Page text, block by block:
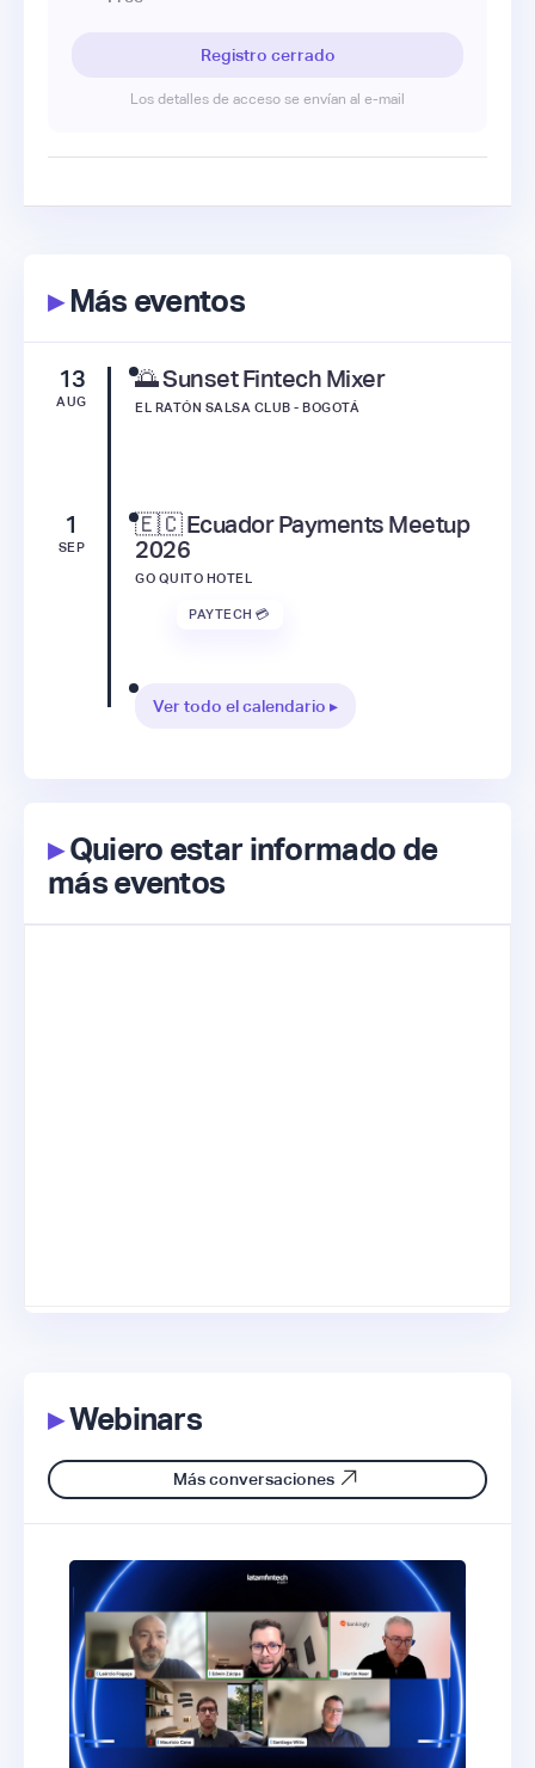
Registro cerrado
Los detalles de acceso se envían al e-mail
▸Más eventos
13
AUG
🌅 Sunset Fintech Mixer
EL RATÓN SALSA CLUB - BOGOTÁ
1
SEP
🇪🇨 Ecuador Payments Meetup
2026
GO QUITO HOTEL
PAYTECH 💳
Ver todo el calendario ▸
▸Quiero estar informado de
más eventos
▸Webinars
Más conversaciones